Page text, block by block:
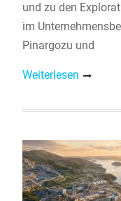
und zu den
im
Pinargozu und
Weiterlesen